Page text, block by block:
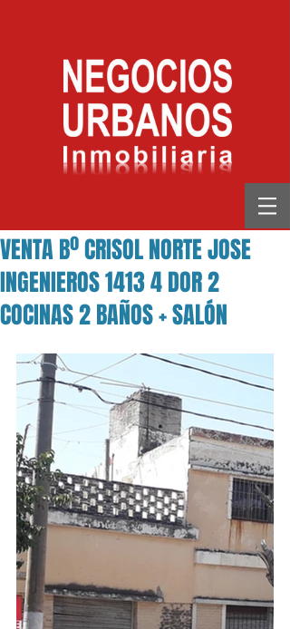
VENTA Bº CRISOL NORTE JOSE
INGENIEROS 1413 4 DOR 2
COCINAS 2 BAÑOS + SALÓN